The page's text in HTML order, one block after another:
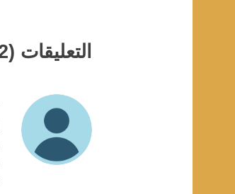
التعليقات (12)